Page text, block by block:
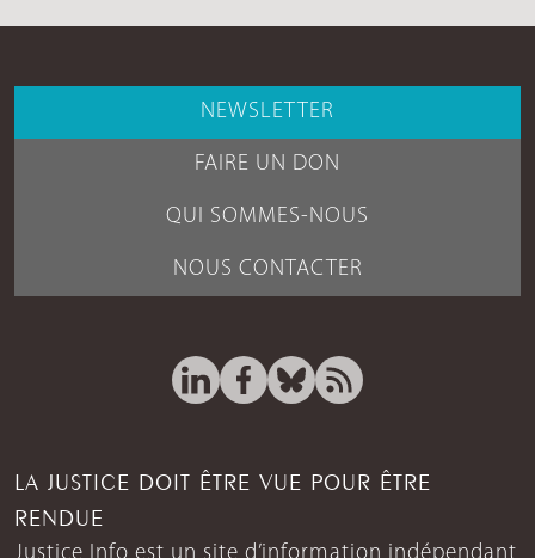
NEWSLETTER
FAIRE UN DON
QUI SOMMES-NOUS
NOUS CONTACTER
LA JUSTICE DOIT ÊTRE VUE POUR ÊTRE
RENDUE